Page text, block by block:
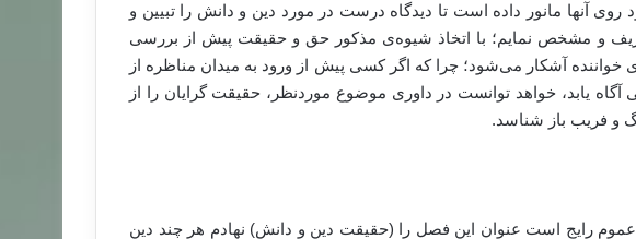
آنها مانور داده است تا دیدگاه درست در مورد دین و دانش را تبیین و
و مشخص نمایم؛ با اتخاذ شیوه‌ی مذکور حق و حقیقت پیش از بررسی
آشکار می‌شود؛ چرا که اگر کسی پیش از ورود به میدان مناظره از
یابد، خواهد توانست در داوری موضوع موردنظر، حقیقت گرایان را از
و فریب باز شناسد.
رایج است عنوان این فصل را (حقیقت دین و دانش) نهادم هر چند دین